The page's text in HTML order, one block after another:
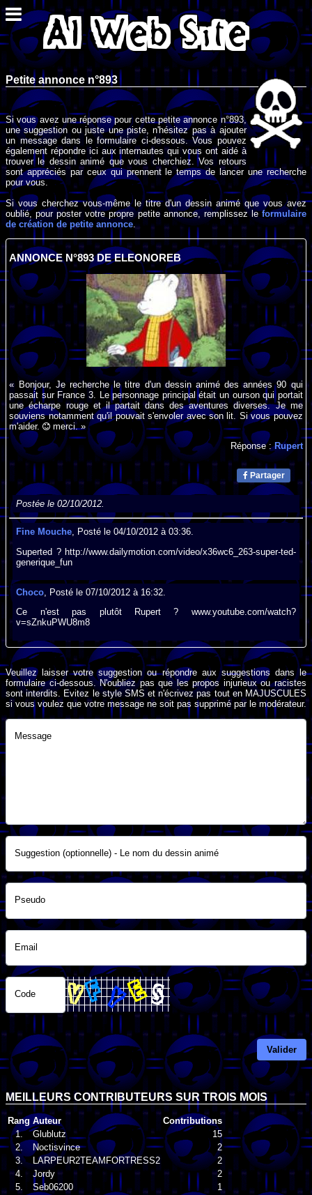
Petite annonce n°893
Si vous avez une réponse pour cette petite annonce n°893,
une suggestion ou juste une piste, n'hésitez pas à ajouter
un message dans le formulaire ci-dessous. Vous pouvez
également répondre ici aux internautes qui vous ont aidé à
trouver le dessin animé que vous cherchiez. Vos retours
sont appréciés par ceux qui prennent le temps de lancer une recherche
pour vous.
Si vous cherchez vous-même le titre d'un dessin animé que vous avez
oublié, pour poster votre propre petite annonce, remplissez leformulaire
de création de petite annonce .
ANNONCE N°893 DE ELEONOREB
« Bonjour, Je recherche le titre d'un dessin animé des années 90 qui
passait sur France 3. Le personnage principal était un ourson qui portait
une écharpe rouge et il partait dans des aventures diverses. Je me
souviens notamment qu'il pouvait s'envoler avec son lit. Si vous pouvez
m'aider.
merci. »
Réponse :Rupert
Partager
Postée le 02/10/2012.
Fine Mouche, Posté le 04/10/2012 à 03:36.
Superted ? http://www.dailymotion.com/video/x36wc6_263-super-ted-
generique_fun
Choco, Posté le 07/10/2012 à 16:32.
Ce n'est pas plutôt Rupert ? www.youtube.com/watch?
v=sZnkuPWU8m8
Veuillez laisser votre suggestion ou répondre aux suggestions dans le
formulaire ci-dessous. N'oubliez pas que les propos injurieux ou racistes
sont interdits. Evitez le style SMS et n'écrivez pas tout en MAJUSCULES
si vous voulez que votre message ne soit pas supprimé par le modérateur.
Message
Suggestion (optionnelle) - Le nom du dessin animé
Pseudo
Email
Code
Valider
MEILLEURS CONTRIBUTEURS SUR TROIS MOIS
Rang Auteur
Contributions
1.
Glublutz
15
2.
Noctisvince
2
3.
LARPEUR2TEAMFORTRESS2
2
4.
Jordy
2
5.
Seb06200 1